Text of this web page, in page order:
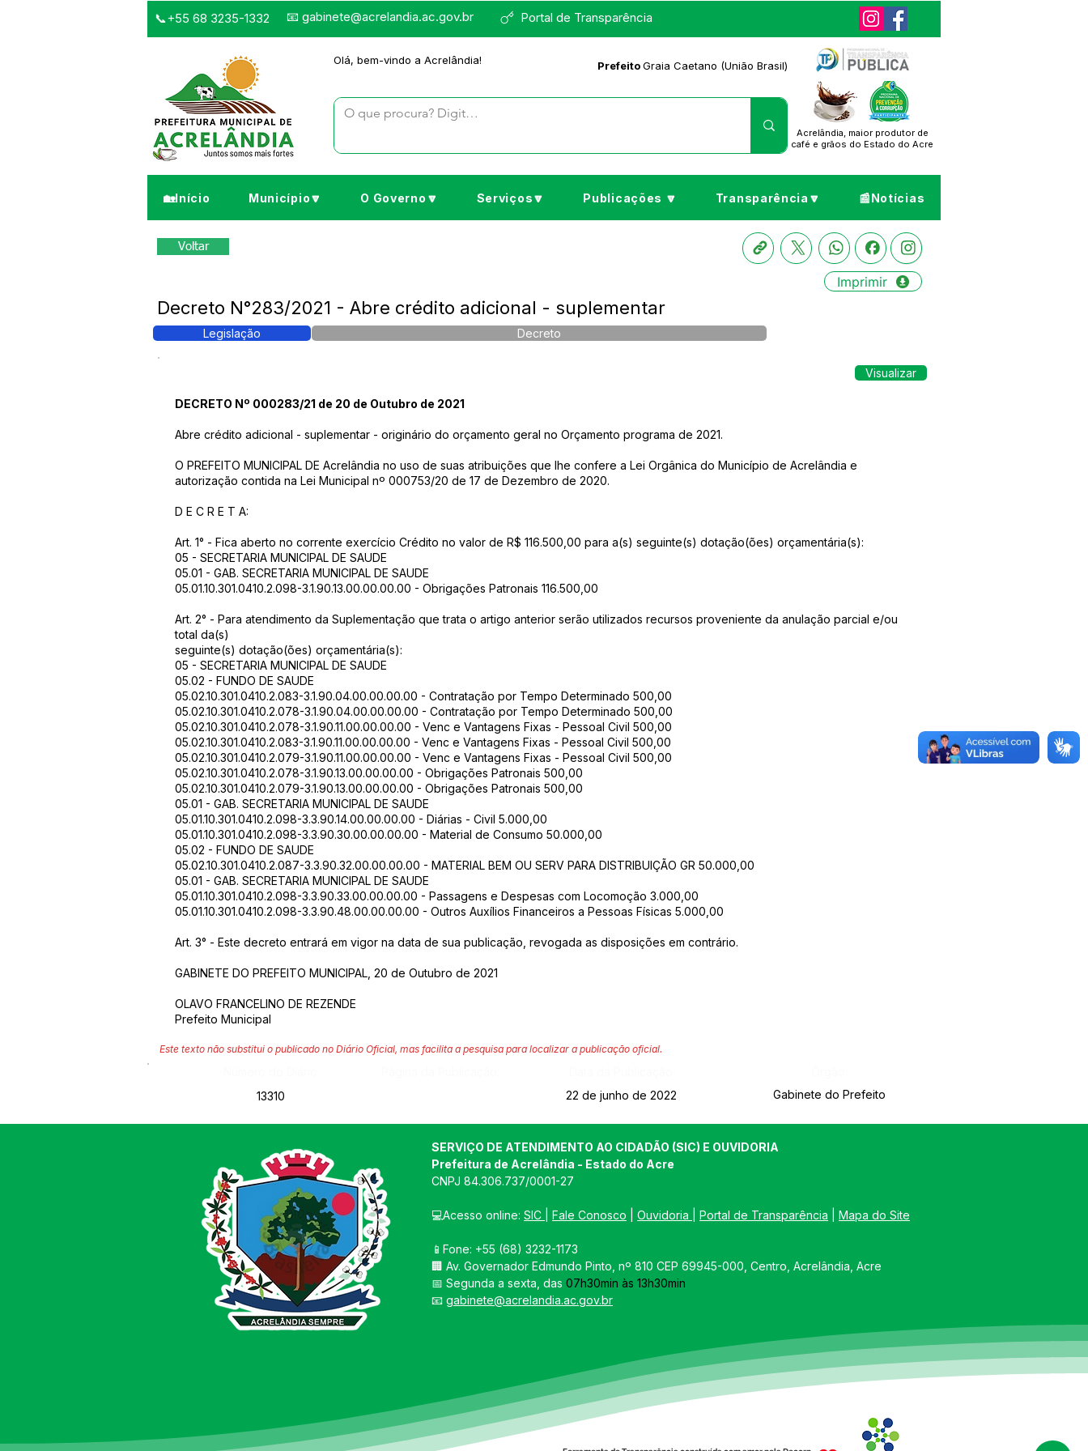
Portal de Transparência
📞+55 68 3235-1332 📧 gabinete@acrelandia.ac.gov.br
Olá, bem-vindo a Acrelândia! PrefeitoGraia Caetano (União Brasil)
Acrelândia, maior produtor de
café e grãos do Estado do Acre
🏡Início Município🔽 O Governo🔽 Serviços🔽 Publicações 🔽 Transparência🔽 📰Notícias
Voltar
Imprimir
Decreto N°283/2021 - Abre crédito adicional - suplementar
Legislação Decreto
Visualizar
DECRETO Nº 000283/21 de 20 de Outubro de 2021
Abre crédito adicional - suplementar - originário do orçamento geral no Orçamento programa de 2021.
O PREFEITO MUNICIPAL DE Acrelândia no uso de suas atribuições que lhe confere a Lei Orgânica do Município de Acrelândia e
autorização contida na Lei Municipal nº 000753/20 de 17 de Dezembro de 2020.
D E C R E T A:
Art. 1° - Fica aberto no corrente exercício Crédito no valor de R$ 116.500,00 para a(s) seguinte(s) dotação(ões) orçamentária(s):
05 - SECRETARIA MUNICIPAL DE SAUDE
05.01 - GAB. SECRETARIA MUNICIPAL DE SAUDE
05.01.10.301.0410.2.098-3.1.90.13.00.00.00.00 - Obrigações Patronais 116.500,00
Art. 2° - Para atendimento da Suplementação que trata o artigo anterior serão utilizados recursos proveniente da anulação parcial e/ou
total da(s)
seguinte(s) dotação(ões) orçamentária(s):
05 - SECRETARIA MUNICIPAL DE SAUDE
05.02 - FUNDO DE SAUDE
05.02.10.301.0410.2.083-3.1.90.04.00.00.00.00 - Contratação por Tempo Determinado 500,00
05.02.10.301.0410.2.078-3.1.90.04.00.00.00.00 - Contratação por Tempo Determinado 500,00
05.02.10.301.0410.2.078-3.1.90.11.00.00.00.00 - Venc e Vantagens Fixas - Pessoal Civil 500,00
05.02.10.301.0410.2.083-3.1.90.11.00.00.00.00 - Venc e Vantagens Fixas - Pessoal Civil 500,00
05.02.10.301.0410.2.079-3.1.90.11.00.00.00.00 - Venc e Vantagens Fixas - Pessoal Civil 500,00
05.02.10.301.0410.2.078-3.1.90.13.00.00.00.00 - Obrigações Patronais 500,00
05.02.10.301.0410.2.079-3.1.90.13.00.00.00.00 - Obrigações Patronais 500,00
05.01 - GAB. SECRETARIA MUNICIPAL DE SAUDE
05.01.10.301.0410.2.098-3.3.90.14.00.00.00.00 - Diárias - Civil 5.000,00
05.01.10.301.0410.2.098-3.3.90.30.00.00.00.00 - Material de Consumo 50.000,00
05.02 - FUNDO DE SAUDE
05.02.10.301.0410.2.087-3.3.90.32.00.00.00.00 - MATERIAL BEM OU SERV PARA DISTRIBUIÇÃO GR 50.000,00
05.01 - GAB. SECRETARIA MUNICIPAL DE SAUDE
05.01.10.301.0410.2.098-3.3.90.33.00.00.00.00 - Passagens e Despesas com Locomoção 3.000,00
05.01.10.301.0410.2.098-3.3.90.48.00.00.00.00 - Outros Auxílios Financeiros a Pessoas Físicas 5.000,00
Art. 3° - Este decreto entrará em vigor na data de sua publicação, revogada as disposições em contrário.
GABINETE DO PREFEITO MUNICIPAL, 20 de Outubro de 2021
OLAVO FRANCELINO DE REZENDE
Prefeito Municipal
Este texto não substitui o publicado no Diário Oficial, mas facilita a pesquisa para localizar a publicação oficial.
13310
22 de junho de 2022 Gabinete do Prefeito
SERVIÇO DE ATENDIMENTO AO CIDADÃO (SIC) E OUVIDORIA
Prefeitura de Acrelândia - Estado do Acre
CNPJ 84.306.737/0001-27
💻Acesso online: SIC Fale Conosco Ouvidoria Portal de Transparência Mapa do Site
📱Fone: +55 (68) 3232-1173
🏢 Av. Governador Edmundo Pinto, nº 810 CEP 69945-000, Centro, Acrelândia, Acre
📅 Segunda a sexta, das 07h30min às 13h30min
📧 gabinete@acrelandia.ac.gov.br